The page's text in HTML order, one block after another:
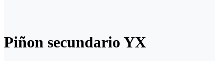
Piñon secundario YX